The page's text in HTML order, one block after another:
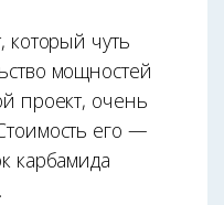
который чуть
мощнос­тей
проект, очень
его —
карбамида